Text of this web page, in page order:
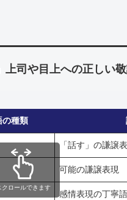
上司や目上への正しい
の種類
「話す」の謙譲
可能の謙譲表現
感情表現の丁寧語
クロールできます